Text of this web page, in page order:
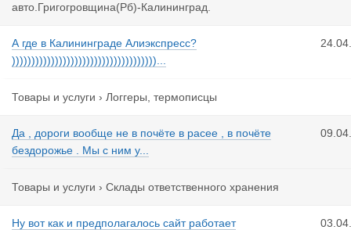
авто.Григогровщина(Рб)-Калининград.
А где в Калининграде Алиэкспресс?
)))))))))))))))))))))))))))))))))))))...
Товары и услуги › Логгеры, термописцы
Да , дороги вообще не в почёте в расее , в почёте
бездорожье . Мы с ним у...
Товары и услуги › Склады ответственного хранения
Ну вот как и предполагалось сайт работает